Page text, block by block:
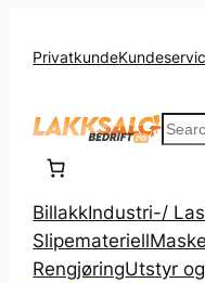
Privatkunde
BillakkIndustri-/
Slipemateriell
RengjøringUtstyr